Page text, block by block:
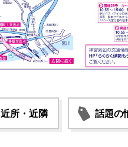
近所・近隣 話題の